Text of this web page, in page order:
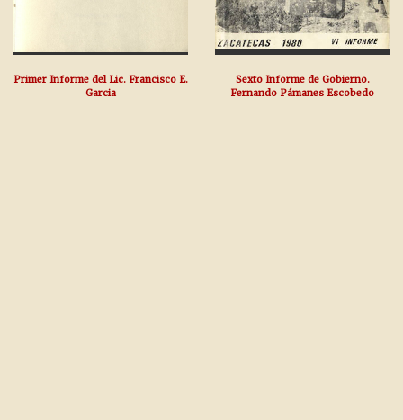
Primer Informe del Lic. Francisco E.
Garcia
Sexto Informe de Gobierno.
Fernando Pámanes Escobedo